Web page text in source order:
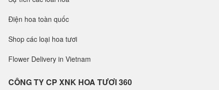
Điện hoa toàn quốc
Shop các loại hoa tươi
Flower Delivery in Vietnam
CÔNG TY CP XNK HOA TƯƠI 360